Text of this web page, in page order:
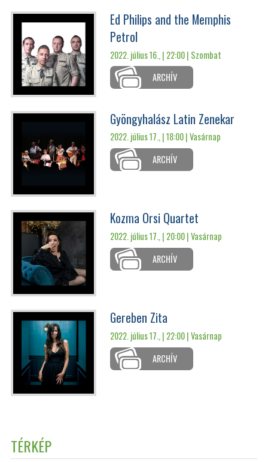
Ed Philips and the Memphis
Petrol
2022. július 16., | 22:00 | Szombat
ARCHÍV
Gyöngyhalász Latin Zenekar
2022. július 17., | 18:00 |Vasárnap
ARCHÍV
Kozma Orsi Quartet
2022. július 17., | 20:00 |Vasárnap
ARCHÍV
Gereben Zita
2022. július 17., | 22:00 |Vasárnap
ARCHÍV
TÉRKÉP